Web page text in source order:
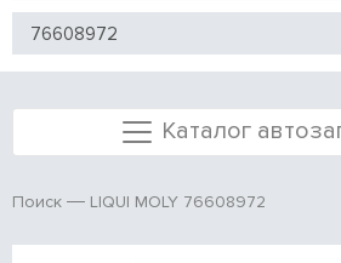
Каталог
Поиск LIQUI MOLY 76608972